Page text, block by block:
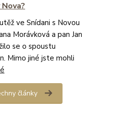
ve Snídani s Novou
Morávková a pan Jan
se o spoustu
Mimo jiné jste mohli
články